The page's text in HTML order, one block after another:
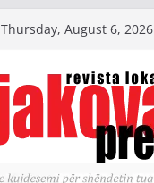
Thursday, August 6, 2026